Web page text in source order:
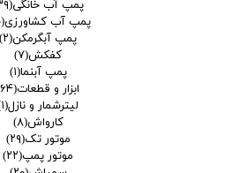
پمپ آب خانگی(۳۹)
پمپ آب کشاورزی(۲۰)
پمپ آبگرمکن(۲)
کفکش(۷)
پمپ آبنما(۱)
ابزار و قطعات(۶۴)
لیترشمار و نازل(۱)
کارواش(۸)
موتور تک(۲۹)
موتور پمپ(۲۲)